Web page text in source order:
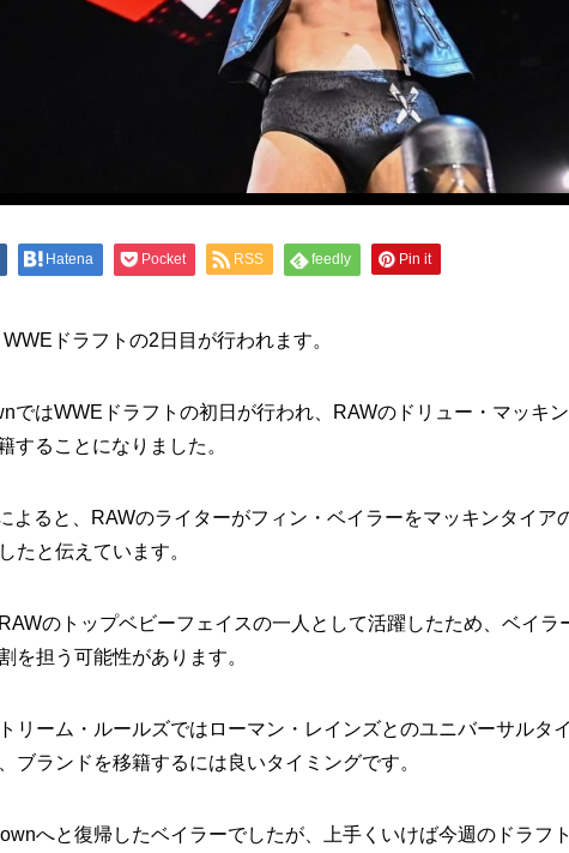
Hatena Pocket RSS feedly Pin it
ドラフトの2日目が行われます。
ではWWEドラフトの初日が行われ、RAWのドリュー・マッキ
することになりました。
よると、RAWのライターがフィン・ベイラーをマッキンタイア
たと伝えています。
のトップベビーフェイスの一人として活躍したため、ベイラ
を担う可能性があります。
リーム・ルールズではローマン・レインズとのユニバーサルタ
ブランドを移籍するには良いタイミングです。
へと復帰したベイラーでしたが、上手くいけば今週のドラフ